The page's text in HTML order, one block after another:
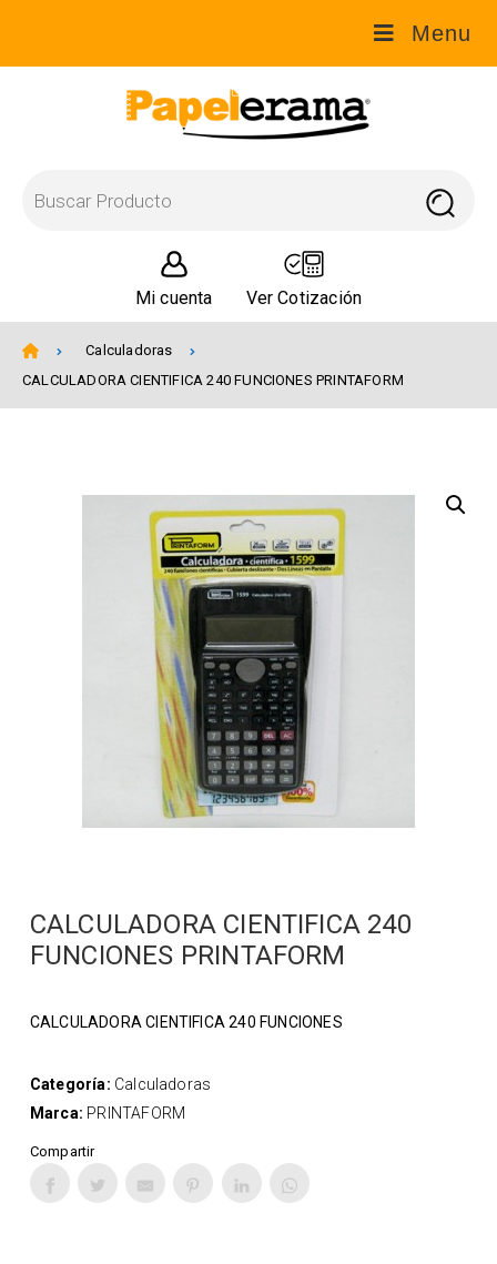
Mi cuenta Ver Cotización
Menu
Calculadoras
CALCULADORA CIENTIFICA 240 FUNCIONES PRINTAFORM
CALCULADORA CIENTIFICA 240
FUNCIONES PRINTAFORM
CALCULADORA CIENTIFICA 240 FUNCIONES
Categoría: Calculadoras
Marca: PRINTAFORM
Compartir